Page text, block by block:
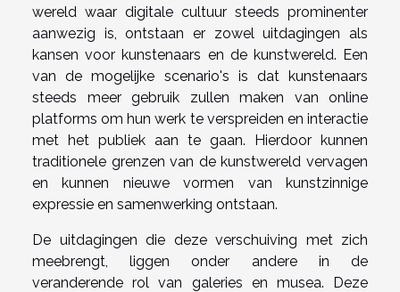
wereld waar digitale cultuur steeds prominenter
aanwezig is, ontstaan er zowel uitdagingen als
kansen voor kunstenaars en de kunstwereld. Een
van de mogelijke scenario's is dat kunstenaars
steeds meer gebruik zullen maken van online
platforms om hun werk te verspreiden en interactie
met het publiek aan te gaan. Hierdoor kunnen
traditionele grenzen van de kunstwereld vervagen
en kunnen nieuwe vormen van kunstzinnige
expressie en samenwerking ontstaan.
De uitdagingen die deze verschuiving met zich
meebrengt, liggen onder andere in de
veranderende rol van galeries en musea. Deze